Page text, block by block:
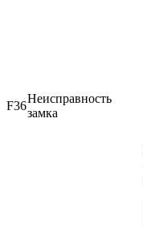
F36
Неисправность
замка